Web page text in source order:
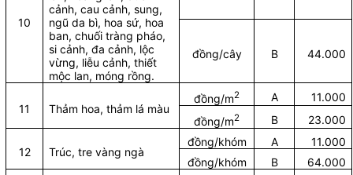
10
cảnh, cau cảnh, sung,
ngũ da bì, hoa sứ, hoa
ban, chuối tràng pháo,
si cảnh, đa cảnh, lộc
vừng, liễu cảnh, thiết
mộc lan, móng rồng.
đồng/cây B 44.000
11 Thảm hoa, thảm lá màu
đồng/m2 A
11.000
đồng/m2 B 23.000
12 Trúc, tre vàng ngà
đồng/khóm A
11.000
đồng/khóm
B 64.000